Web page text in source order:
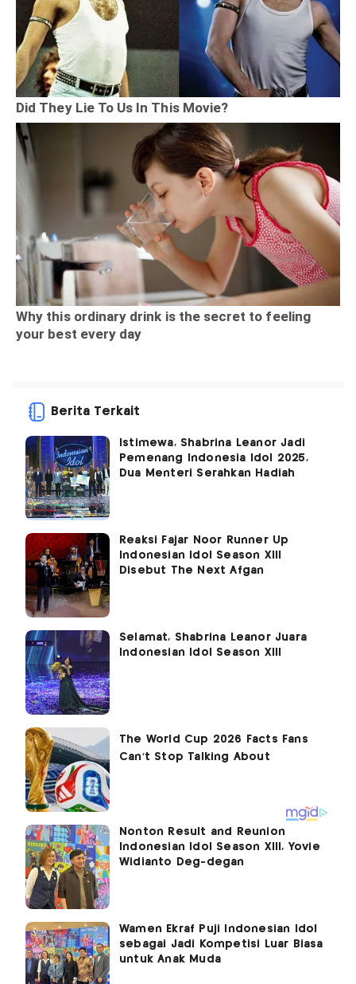
Berita Terkait
Istimewa, Shabrina Leanor Jadi
Pemenang Indonesia Idol 2025,
Dua Menteri Serahkan Hadiah
Reaksi Fajar Noor Runner Up
Indonesian Idol Season XIII
Disebut The Next Afgan
Selamat, Shabrina Leanor Juara
Indonesian Idol Season XIII
Nonton Result and Reunion
Indonesian Idol Season XIII, Yovie
Widianto Deg-degan
Wamen Ekraf Puji Indonesian Idol
sebagai Jadi Kompetisi Luar Biasa
untuk Anak Muda